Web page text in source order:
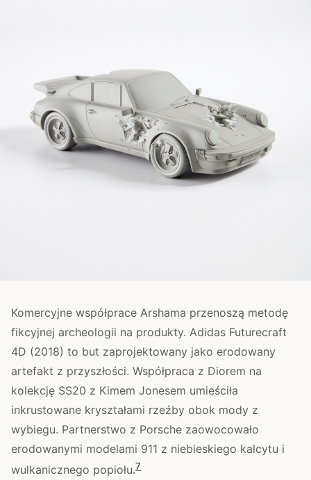
Komercyjne współprace Arshama przenoszą metodę
fikcyjnej archeologii na produkty. Adidas Futurecraft
4D (2018) to but zaprojektowany jako erodowany
artefakt z przyszłości. Współpraca z Diorem na
kolekcję SS20 z Kimem Jonesem umieściła
inkrustowane kryształami rzeźby obok mody z
wybiegu. Partnerstwo z Porsche zaowocowało
erodowanymi modelami 911 z niebieskiego kalcytu i
wulkanicznego popiołu.7